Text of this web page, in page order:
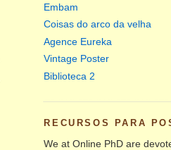
Embam
Coisas do arco da velha
Agence Eureka
Vintage Poster
Biblioteca 2
RECURSOS PARA
We at Online PhD are